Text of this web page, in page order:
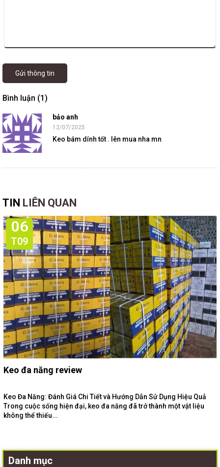
Gửi thông tin
Bình luận (1)
bảo anh
12/07/2025
Keo bám dính tốt . lên mua nha mn
TIN LIÊN QUAN
06
T09
Keo đa năng review
Keo Đa Năng: Đánh Giá Chi Tiết và Hướng Dẫn Sử Dụng Hiệu Quả
Trong cuộc sống hiện đại, keo đa năng đã trở thành một vật liệu
không thể thiếu...
Danh mục